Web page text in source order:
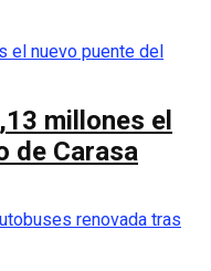
millones el
de Carasa